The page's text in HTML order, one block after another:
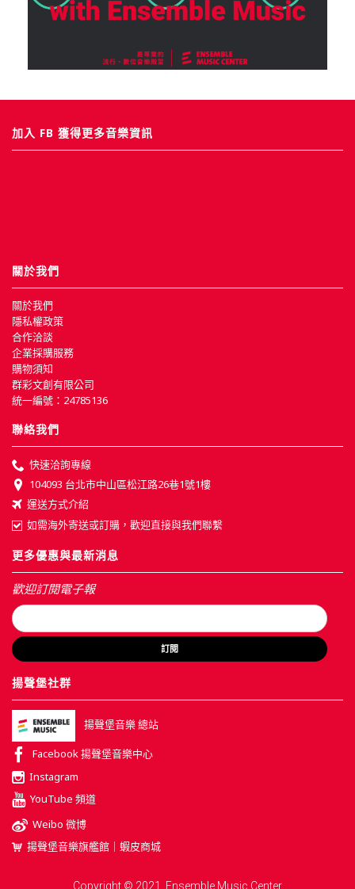
加入 FB 獲得更多音樂資訊
關於我們
關於我們
隱私權政策
合作洽談
企業採購服務
購物須知
群彩文創有限公司
統一編號：24785136
聯絡我們
快速洽詢專線
104093 台北市中山區松江路26巷1號1樓
運送方式介紹
如需海外寄送或訂購，歡迎直接與我們聯繫
更多優惠與最新消息
歡迎訂閱電子報
訂閱
揚聲堡社群
揚聲堡音樂 總站
Facebook 揚聲堡音樂中心
Instagram
YouTube 頻道
Weibo 微博
揚聲堡音樂旗艦館｜蝦皮商城
Copyright © 2021, Ensemble Music Center